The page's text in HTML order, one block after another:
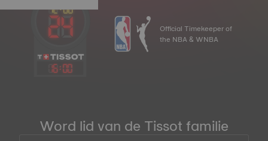
16:00
Official Timekeeper of
the NBA & WNBA
Word lid van de Tissot familie